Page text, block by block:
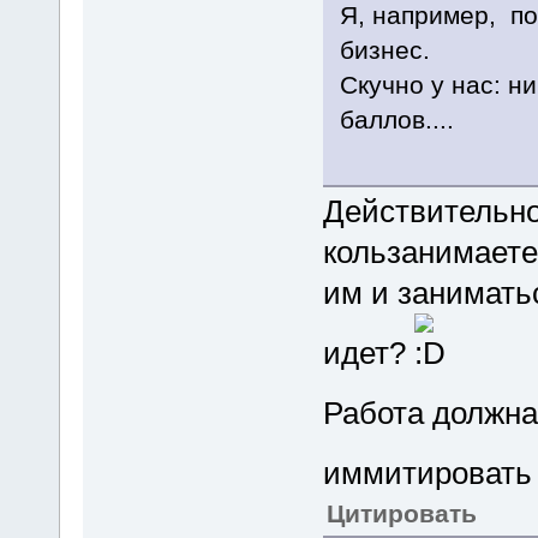
Я, например,
бизнес.
Скучно у нас:
баллов....
им и
идет?
Работа
Цитировать